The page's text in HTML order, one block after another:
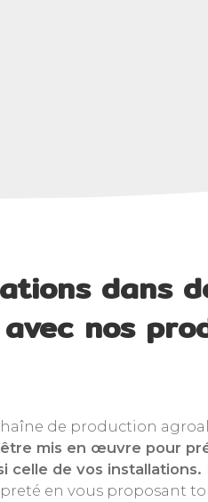
dans
nos
de production
mis en œuvre pour
celle de vos installations.
en vous proposant